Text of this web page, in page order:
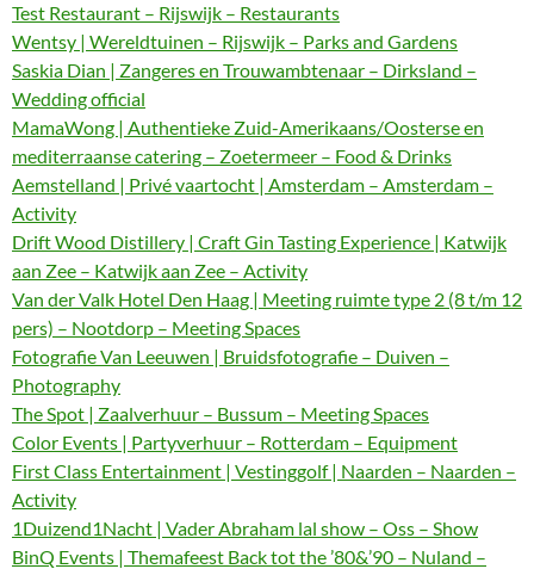
Test Restaurant – Rijswijk – Restaurants
Wentsy | Wereldtuinen – Rijswijk – Parks and Gardens
Saskia Dian | Zangeres en Trouwambtenaar – Dirksland –
Wedding official
MamaWong | Authentieke Zuid-Amerikaans/Oosterse en
mediterraanse catering – Zoetermeer – Food & Drinks
Aemstelland | Privé vaartocht | Amsterdam – Amsterdam –
Activity
Drift Wood Distillery | Craft Gin Tasting Experience | Katwijk
aan Zee – Katwijk aan Zee – Activity
Van der Valk Hotel Den Haag | Meeting ruimte type 2 (8 t/m 12
pers) – Nootdorp – Meeting Spaces
Fotografie Van Leeuwen | Bruidsfotografie – Duiven –
Photography
The Spot | Zaalverhuur – Bussum – Meeting Spaces
Color Events | Partyverhuur – Rotterdam – Equipment
First Class Entertainment | Vestinggolf | Naarden – Naarden –
Activity
1Duizend1Nacht | Vader Abraham lal show – Oss – Show
BinQ Events | Themafeest Back tot the ’80&’90 – Nuland –